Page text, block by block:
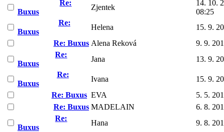
Re:
Buxus
Zjentek
14. 10.
08:25
Re:
Buxus
Helena
15. 9.
Re: Buxus Alena Reková
9. 9.
Re:
Buxus
Jana
13. 9.
Re:
Buxus
Ivana
15. 9.
Re: Buxus EVA
5. 5.
Re: Buxus MADELAIN
6. 8.
Re:
Buxus
Hana
9. 8.